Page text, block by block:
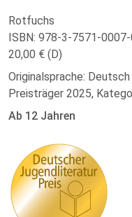
Rotfuchs
ISBN: 978-3-7571-
20,00 € (D)
Originalsprache: Deutsch
Preisträger 2025,
Ab 12 Jahren